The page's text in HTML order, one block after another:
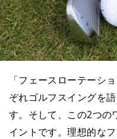
「フェースローテーシ
ぞれゴルフスイングを
す。そして、この2つの
イントです。理想的な